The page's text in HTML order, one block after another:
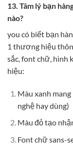
13. Tâm lý bạn
nào?
you có biết bạn
1 thương hiệu
sắc, font chữ,
hiệu:
Màu xanh
nghệ hay dùng)
Màu đỏ tạo
Font chữ sans-